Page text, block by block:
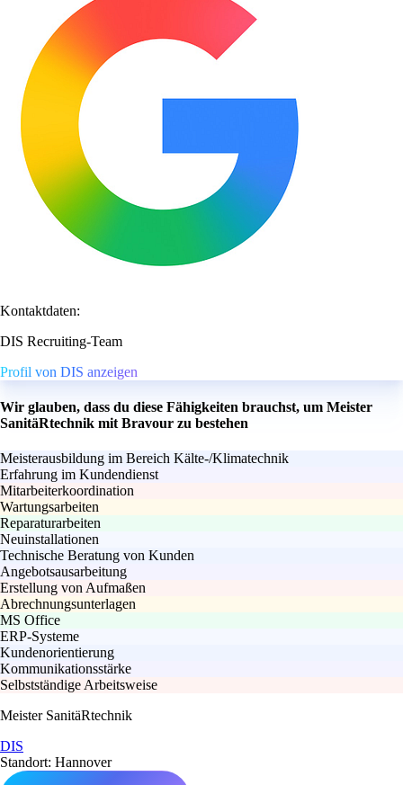
Kontaktdaten:
DIS Recruiting-Team
Profil von DIS anzeigen
Wir glauben, dass du diese Fähigkeiten brauchst, um Meister
SanitäRtechnik mit Bravour zu bestehen
Meisterausbildung im Bereich Kälte-/Klimatechnik
Erfahrung im Kundendienst
Mitarbeiterkoordination
Wartungsarbeiten
Reparaturarbeiten
Neuinstallationen
Technische Beratung von Kunden
Angebotsausarbeitung
Erstellung von Aufmaßen
Abrechnungsunterlagen
MS Office
ERP-Systeme
Kundenorientierung
Kommunikationsstärke
Selbstständige Arbeitsweise
Meister SanitäRtechnik
DIS
Standort: Hannover